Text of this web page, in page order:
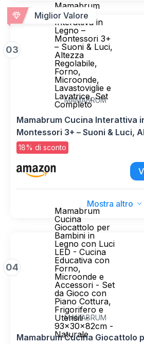
Miglior Valore
03
Mamabrum
Cucina
Interattiva in
Legno –
Montessori 3+
– Suoni & Luci,
Altezza
Regolabile,
Forno,
Microonde,
Lavastoviglie e
Lavatrice, Set
Completo
MAMABRUM
Mamabrum Cucina Interattiva
Montessori 3+ – Suoni & Luci,
Regolabile, Forno, Microonde,
Lavatrice, Set Completo
18% di sconto
Mostra altro
04
Mamabrum
Cucina
Giocattolo per
Bambini in
Legno con Luci
LED - Cucina
Educativa con
Forno,
Microonde e
Accessori - Set
da Gioco con
Piano Cottura,
Frigorifero e
Utensili -
93x30x82cm -
Naturale
MAMABRUM
Mamabrum Cucina Giocattolo